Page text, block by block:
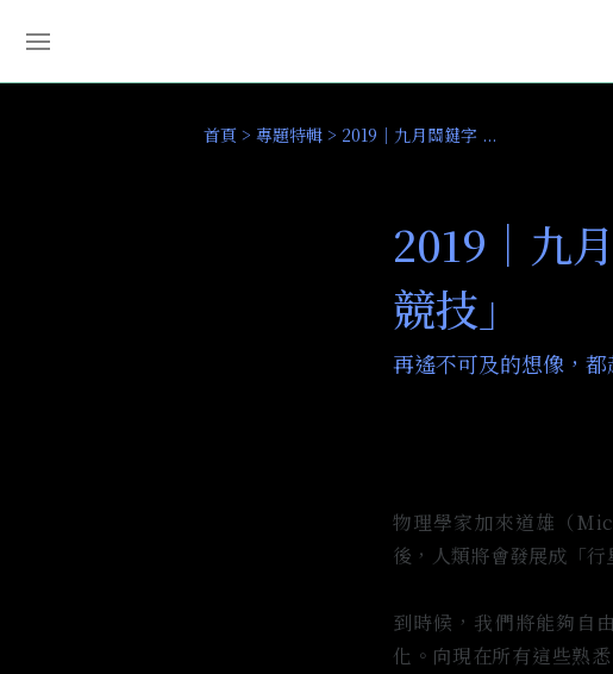
首頁 專題特輯 2019｜九月關鍵字 ...
2019｜九
競技」
再遙不可及的想像，
物理學家加來道雄（
後，人類將會發展成「行
到時候，我們將能夠自
化。向現在所有這些熟